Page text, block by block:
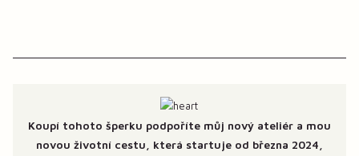
Koupí tohoto šperku podpoříte můj nový ateliér a mou
novou životní cestu, která startuje od března 2024,